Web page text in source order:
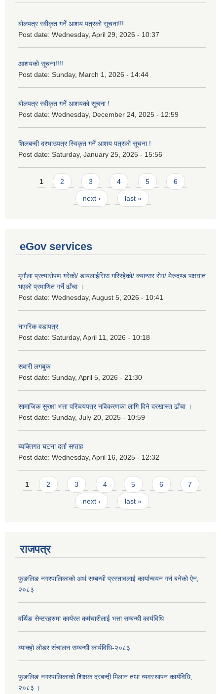
बोलपत्र स्वीकृत गर्ने आशय पत्रको सूचना!!!
Post date: Wednesday, April 29, 2026 - 10:37
आशयको सूचना!!!!
Post date: Sunday, March 1, 2026 - 14:44
बोलपत्र स्वीकृत गर्ने आशयको सूचना !
Post date: Wednesday, December 24, 2025 - 12:59
शिलबन्दी दरभाउपत्र स्विकृत गर्ने आशय पत्रको सूचना !
Post date: Saturday, January 25, 2025 - 15:56
Pages
1 2 3 4 5 6
next › last »
eGov services
मृगौला प्रत्यारोपण गरेको/ डायलाईसिस गरिरहेको/ क्यान्सर रोग/ मेरुदण्ड पक्षघात
भएको प्रमाणित गर्ने ढाँचा ।
Post date: Wednesday, August 5, 2026 - 10:41
नागरिक वडापत्र
Post date: Saturday, April 11, 2026 - 10:18
सवारी लगबुक
Post date: Sunday, April 5, 2026 - 21:30
सामाजिक सुरक्षा भत्ता परिचयपत्र नविकरणका लागि दिने दरखास्त ढाँचा ।
Post date: Sunday, July 20, 2025 - 10:59
ब्यक्तिगत घटना दर्ता सप्ताह
Post date: Wednesday, April 16, 2025 - 12:32
Pages
1 2 3 4 5 6 7
next › last »
राजपत्र
फुङलिङ नगरपालिकाको अर्थ सम्बन्धी प्रस्तावलाई कार्यान्वयन गर्न बनेको ऐन‚
२०८३
वर्थिङ सेन्टरहरुमा कार्यरत कर्मचारीलाई भत्ता सम्बन्धी कार्यविधि
ब्याक्हो लोडर संचालन सम्बन्धी कार्यविधि-२०८३
फुङलिङ नगरपालिकाको शिक्षक दरबन्दी मिलान तथा व्यवस्थापन कार्यविधि,
२०८३ ।